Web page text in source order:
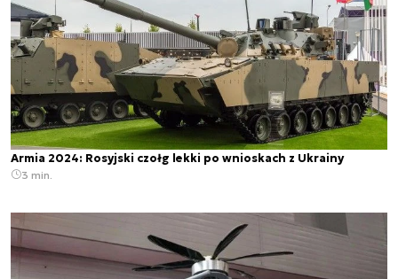
Armia 2024: Rosyjski czołg lekki po wnioskach z Ukrainy
3 min.